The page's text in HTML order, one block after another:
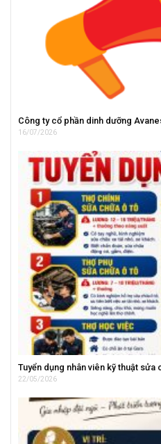
Công ty cổ phần dinh dưỡng
16/07/2026
Tuyển dụng nhân viên kỹ thuật sửa
22/05/2026